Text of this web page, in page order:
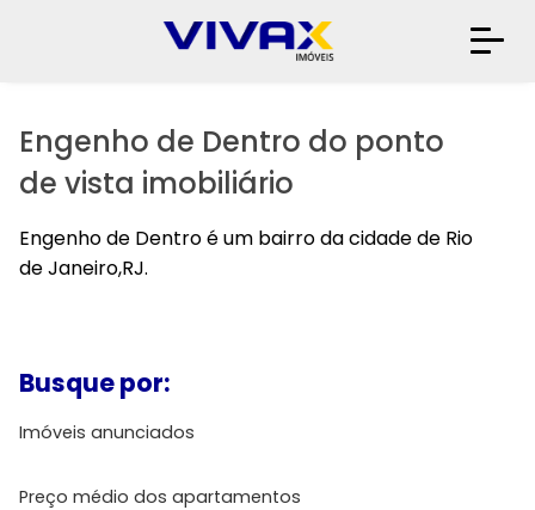
Engenho de Dentro do ponto
de vista imobiliário
Engenho de Dentro é um bairro da cidade de Rio
de Janeiro,RJ.
Busque por:
Imóveis anunciados
Preço médio dos apartamentos